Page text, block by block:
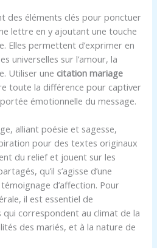
des éléments clés pour ponctuer
lettre en y ajoutant une touche
Elles permettent d’exprimer en
universelles sur l’amour, la
Utiliser une citation mariage
toute la différence pour captiver
émotionnelle du message.
alliant poésie et sagesse,
pour des textes originaux
du relief et jouent sur les
qu’il s’agisse d’une
d’affection. Pour
il est essentiel de
correspondent au climat de la
des mariés, et à la nature de